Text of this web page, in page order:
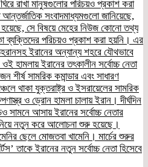
রাখা মানুষগুলোর পরিচয়ও প্রকাশ করা
আন্তর্জাতিক সংবাদমাধ্যমগুলো জানিয়েছে,
সে বিষয়ে মেহের নিউজ কোনো তথ্য
ব্যক্তিদের পরিচয়ও প্রকাশ করা হয়নি। এর
ইরানের অন্যান্য শহরে যৌথভাবে
হামলায় ইরানের তৎকালীন সর্বোচ্চ নেতা
সামরিক কমান্ডার এবং সাধারণ
থাকা যুক্তরাষ্ট্র ও ইসরায়েলের সামরিক
ও ড্রোন হামলা চালায় ইরান। দীর্ঘদিন
সামনে আসায় ইরানের সর্বোচ্চ নেতার
নতুন করে আলোচনা শুরু হয়েছে।
ছেলে মোজতবা খামেনি। মার্চের শুরুর
তাকে ইরানের নতুন সর্বোচ্চ নেতা হিসেবে